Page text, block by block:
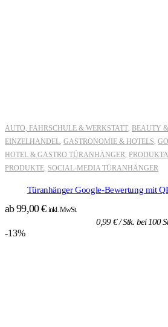
AUTO, FAHRSCHULE & WERKSTATT, BEAUTY
EINZELHANDEL, GASTRONOMIE & HOTELS,
HOTEL & GASTRO TÜRANHÄNGER,
PRODUKTE, SOCIAL-MEDIA TÜRANHÄNGER
Türanhänger Google-Bewertung mit
ab99,00€ inkl. MwSt.
0,99€/ Stk. bei 100
-13%